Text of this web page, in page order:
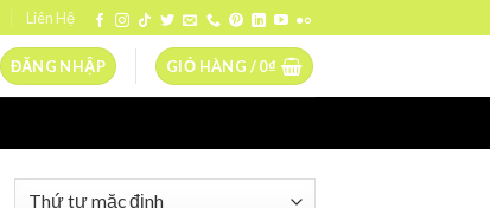
Liên Hệ
ĐĂNG NHẬP GIỎ HÀNG /0₫